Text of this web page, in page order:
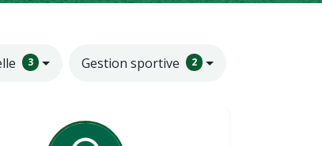
3 Gestion sportive 2